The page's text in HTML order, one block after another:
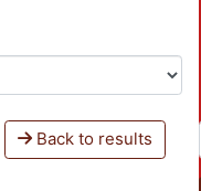
Back to results